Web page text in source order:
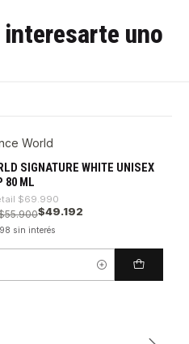
interesarte uno
World
SIGNATURE WHITE UNISEX
80 ML
$69.990
$49.192
sin interés